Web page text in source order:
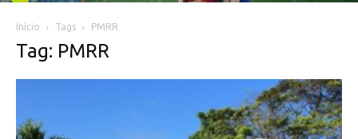
Início Tags PMRR
Tag: PMRR